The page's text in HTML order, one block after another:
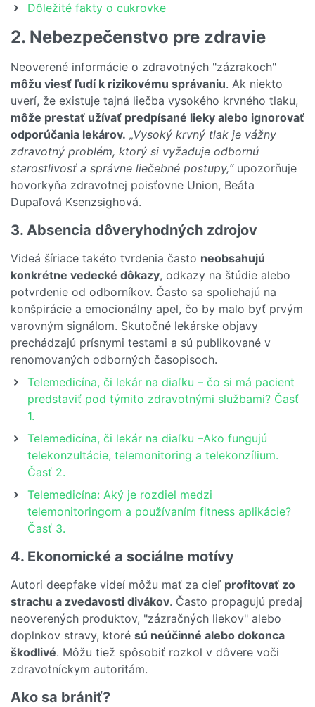
Dôležité fakty o cukrovke
2. Nebezpečenstvo pre zdravie
Neoverené informácie o zdravotných "zázrakoch"
môžu viesť ľudí k rizikovému správaniu. Ak niekto
uverí, že existuje tajná liečba vysokého krvného tlaku,
môže prestať užívať predpísané lieky alebo ignorovať
odporúčania lekárov. „Vysoký krvný tlak je vážny
zdravotný problém, ktorý si vyžaduje odbornú
starostlivosť a správne liečebné postupy,“ upozorňuje
hovorkyňa zdravotnej poisťovne Union, Beáta
Dupaľová Ksenzsighová.
3. Absencia dôveryhodných zdrojov
Videá šíriace takéto tvrdenia často neobsahujú
konkrétne vedecké dôkazy, odkazy na štúdie alebo
potvrdenie od odborníkov. Často sa spoliehajú na
konšpirácie a emocionálny apel, čo by malo byť prvým
varovným signálom. Skutočné lekárske objavy
prechádzajú prísnymi testami a sú publikované v
renomovaných odborných časopisoch.
Telemedicína, či lekár na diaľku – čo si má pacient
predstaviť pod týmito zdravotnými službami? Časť
1.
Telemedicína, či lekár na diaľku –Ako fungujú
telekonzultácie, telemonitoring a telekonzílium.
Časť 2.
Telemedicína: Aký je rozdiel medzi
telemonitoringom a používaním fitness aplikácie?
Časť 3.
4. Ekonomické a sociálne motívy
Autori deepfake videí môžu mať za cieľ profitovať zo
strachu a zvedavosti divákov. Často propagujú predaj
neoverených produktov, "zázračných liekov" alebo
doplnkov stravy, ktoré sú neúčinné alebo dokonca
škodlivé. Môžu tiež spôsobiť rozkol v dôvere voči
zdravotníckym autoritám.
Ako sa brániť?